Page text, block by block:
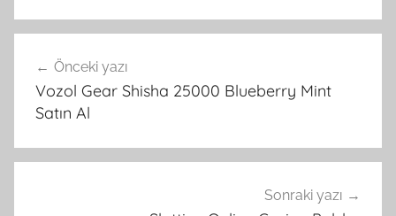
gezinmesi
Önceki yazı
Vozol Gear Shisha 25000 Blueberry Mint
Satın Al
Sonraki yazı